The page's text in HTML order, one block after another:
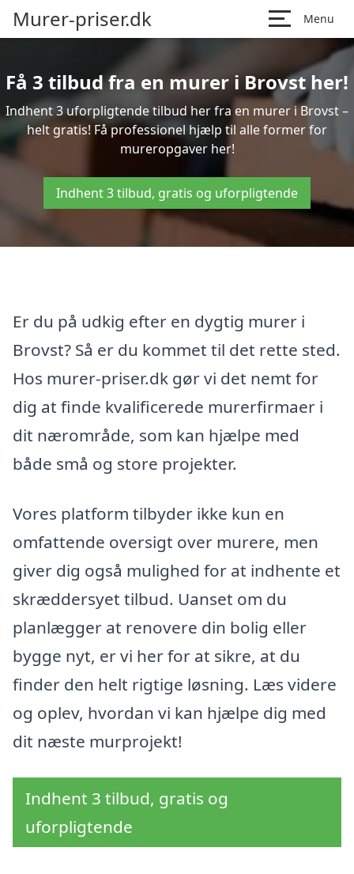
Murer-priser.dk Menu
Få 3 tilbud fra en murer i Brovst her!
Indhent 3 uforpligtende tilbud her fra en murer i Brovst –
helt gratis! Få professionel hjælp til alle former for
mureropgaver her!
Indhent 3 tilbud, gratis og uforpligtende
Er du på udkig efter en dygtig murer i
Brovst? Så er du kommet til det rette sted.
Hos murer-priser.dk gør vi det nemt for
dig at finde kvalificerede murerfirmaer i
dit nærområde, som kan hjælpe med
både små og store projekter.
Vores platform tilbyder ikke kun en
omfattende oversigt over murere, men
giver dig også mulighed for at indhente et
skræddersyet tilbud. Uanset om du
planlægger at renovere din bolig eller
bygge nyt, er vi her for at sikre, at du
finder den helt rigtige løsning. Læs videre
og oplev, hvordan vi kan hjælpe dig med
dit næste murprojekt!
Indhent 3 tilbud, gratis og
uforpligtende